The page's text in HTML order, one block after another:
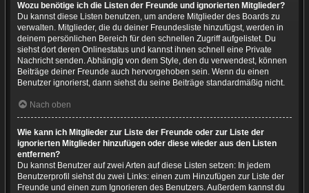
Wozu benötige ich die Listen der Freunde und ignorierten Mitglieder?
Du kannst diese Listen benutzen, um andere Mitglieder des Boards zu
verwalten. Mitglieder, die du deiner Freundesliste hinzufügst, werden in
deinem persönlichen Bereich für den schnellen Zugriff aufgelistet. Du
siehst dort deren Onlinestatus und kannst ihnen schnell eine Private
Nachricht senden. Abhängig von dem Style, den du verwendest, können
Beiträge deiner Freunde auch hervorgehoben sein. Wenn du einen
Benutzer ignorierst, dann siehst du seine Beiträge standardmäßig nicht.
Nach oben
Wie kann ich Mitglieder zur Liste der Freunde oder zur Liste der
ignorierten Mitglieder hinzufügen oder diese wieder aus den Listen
entfernen?
Du kannst Benutzer auf zwei Arten auf diese Listen setzen: In jedem
Benutzerprofil siehst du zwei Links: einen zum Hinzufügen zur Liste der
Freunde und einen zum Ignorieren des Benutzers. Außerdem kannst du